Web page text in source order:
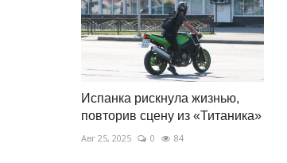
Испанка рискнула жизнью,
повторив сцену из «Титаника»
Авг 25, 2025 0 84